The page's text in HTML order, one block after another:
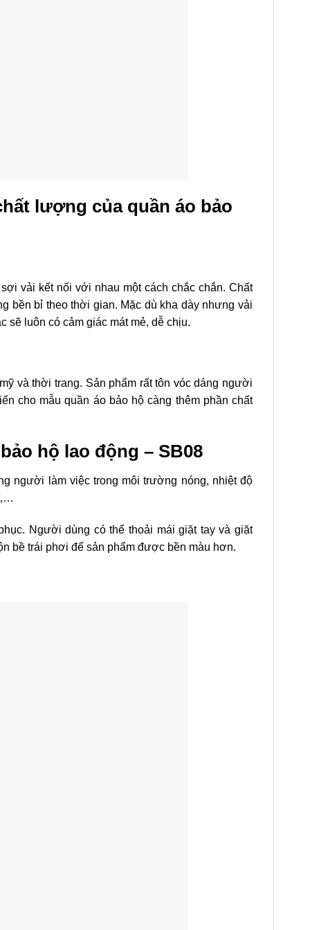
lượng của quần áo bảo
vải kết nối với nhau một cách chắc chắn. Chất
bền bỉ theo thời gian. Mặc dù kha dày nhưng vải
sẽ luôn có cảm giác mát mẻ, dễ chịu.
và thời trang. Sản phẩm rất tôn vóc dáng người
cho mẫu quần áo bảo hộ càng thêm phần chất
hộ lao động – SB08
người làm việc trong môi trường nóng, nhiệt độ
Người dùng có thể thoải mái giặt tay và giặt
bề trái phơi để sản phẩm được bền màu hơn.